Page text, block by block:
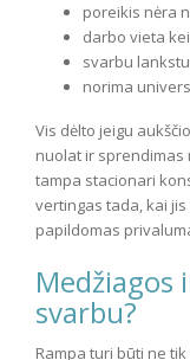
poreikis nėra
darbo vieta
svarbu
norima
Vis dėlto jeigu
nuolat ir sprendimas
tampa stacionari
vertingas tada, kai
papildomas
Medžiagos
svarbu?
Rampa turi būti ne